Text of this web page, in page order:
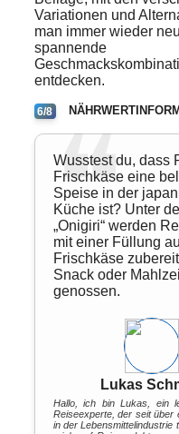
Variationen und
man immer wieder
spannende
entdecken.
6/8
Wusstest du, dass
Frischkäse eine
Speise in der
Küche ist? Unter
„Onigiri“ werden
mit einer Füllung
Frischkäse
Snack oder
genossen.
Lukas
Hallo, ich bin Lukas, ein
Reiseexperte, der seit über
in der Lebensmittelindustrie